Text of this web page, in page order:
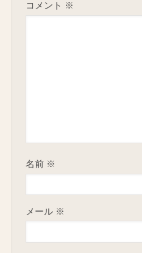
コメント ※
名前 ※
メール ※